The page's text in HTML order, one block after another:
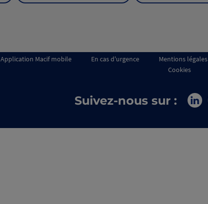
Application Macif mobile En cas d'urgence Mentions légales
Cookies
Suivez-nous sur :